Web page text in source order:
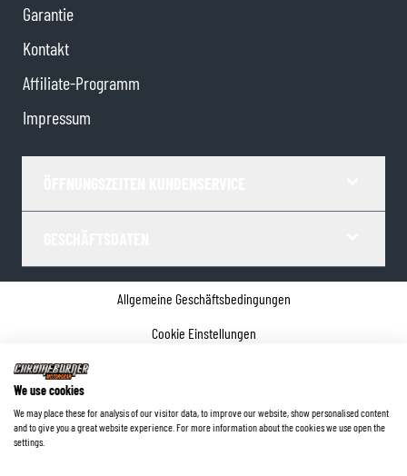
Garantie
Kontakt
Affiliate-Programm
Impressum
Allgemeine Geschäftsbedingungen
Cookie Einstellungen
©2026ChromeBurner - Alle Rechte vorbehalten.
We use cookies
We may place these for analysis of our visitor data, to improve our website, show personalised content
and to give you a great website experience. For more information about the cookies we use open the
settings.